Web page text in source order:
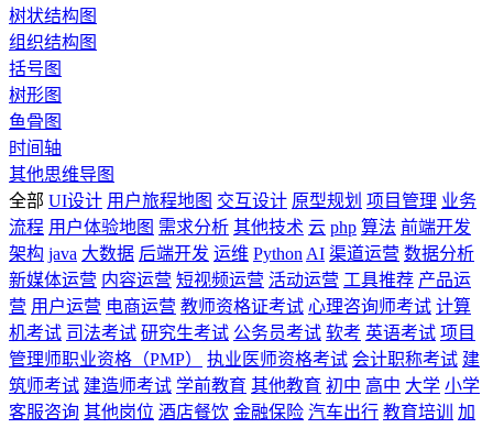
树状结构图
组织结构图
括号图
树形图
鱼骨图
时间轴
其他思维导图
全部 UI设计 用户旅程地图 交互设计 原型规划 项目管理 业务
流程 用户体验地图 需求分析 其他技术 云 php 算法 前端开发
架构 java 大数据 后端开发 运维 Python AI 渠道运营 数据分析
新媒体运营 内容运营 短视频运营 活动运营 工具推荐 产品运
营 用户运营 电商运营 教师资格证考试 心理咨询师考试 计算
机考试 司法考试 研究生考试 公务员考试 软考 英语考试 项目
管理师职业资格（PMP）
执业医师资格考试 会计职称考试 建
筑师考试 建造师考试 学前教育 其他教育 初中 高中 大学 小学
客服咨询 其他岗位 酒店餐饮 金融保险 汽车出行 教育培训
加